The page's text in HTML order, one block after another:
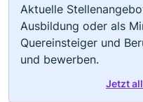
Aktuelle
Ausbildung oder als
Quereinsteiger und
und bewerben.
Jetzt